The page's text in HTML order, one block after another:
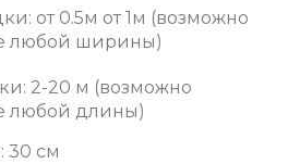
от 0.5м от 1м (возможно
любой ширины)
2-20 м (возможно
любой длины)
30 см